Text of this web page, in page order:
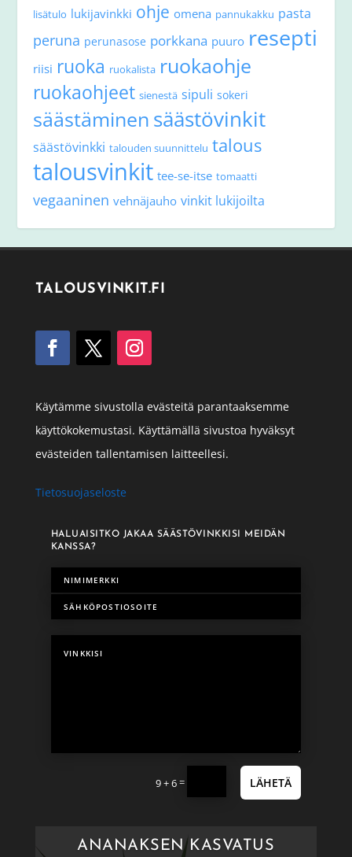
lisätulo lukijavinkki ohje omena pannukakku pasta
peruna perunasose porkkana puuro resepti
riisi ruoka ruokalista ruokaohje
ruokaohjeet sienestä sipuli sokeri
säästäminen säästövinkit
säästövinkki talouden suunnittelu talous
talousvinkit tee-se-itse tomaatti
vegaaninen vehnäjauho vinkit lukijoilta
TALOUSVINKIT.FI
Käytämme sivustolla evästeitä parantaaksemme
käyttökokemustasi. Käyttämällä sivustoa hyväksyt
evästeiden tallentamisen laitteellesi.
Tietosuojaseloste
HALUAISITKO JAKAA SÄÄSTÖVINKKISI MEIDÄN
KANSSA?
9 + 6= LÄHETÄ
ANANAKSEN KASVATUS